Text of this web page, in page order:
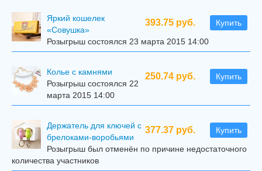
393.75 руб. Купить
Яркий кошелек
«Совушка»
Розыгрыш состоялся 23 марта 2015 14:00
250.74 руб. Купить
Колье с камнями
Розыгрыш состоялся 22
марта 2015 14:00
377.37 руб. Купить
Держатель для ключей с
брелоками-воробьями
Розыгрыш был отменён по причине недостаточного
количества участников